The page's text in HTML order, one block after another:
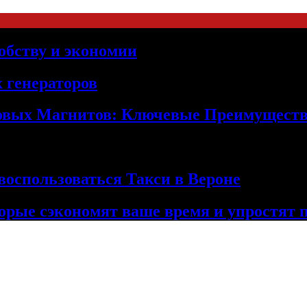
и экономии
Магнитов: Ключевые
Такси в Вероне
сэкономят ваше время и упростят